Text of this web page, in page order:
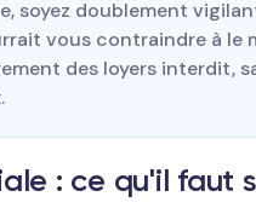
soyez doublement
vous contraindre à le
des loyers interdit,
: ce qu'il faut